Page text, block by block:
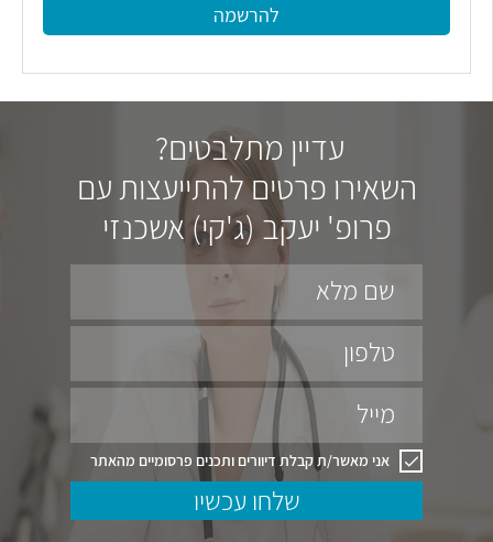
להרשמה
עדיין מתלבטים?
השאירו פרטים להתייעצות עם
פרופ' יעקב (ג'קי) אשכנזי
שם מלא
טלפון
מייל
אני מאשר/ת קבלת דיוורים ותכנים פרסומיים מהאתר
שלחו עכשיו